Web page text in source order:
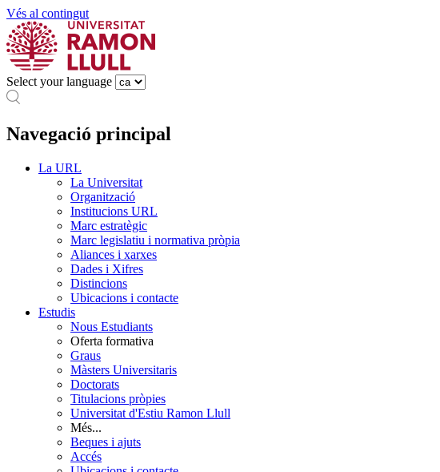
Vés al contingut
Select your language
Navegació principal
La URL
La Universitat
Organització
Institucions URL
Marc estratègic
Marc legislatiu i normativa pròpia
Aliances i xarxes
Dades i Xifres
Distincions
Ubicacions i contacte
Estudis
Nous Estudiants
Oferta formativa
Graus
Màsters Universitaris
Doctorats
Titulacions pròpies
Universitat d'Estiu Ramon Llull
Més...
Beques i ajuts
Accés